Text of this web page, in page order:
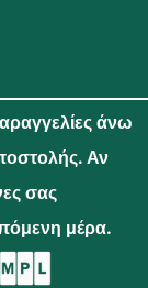
άνω
Αν
σας
μέρα.